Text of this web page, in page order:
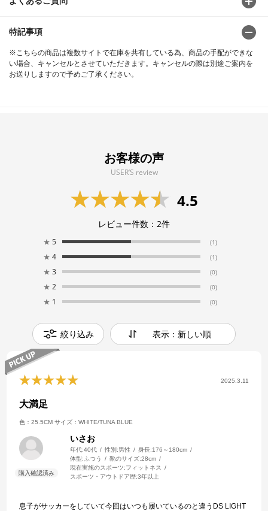
特記事項
※こちらの商品は複数サイトで在庫を共有している為、商品の手配ができな
い場合、キャンセルとさせていただきます。キャンセルの際は別途ご案内を
お送りしますので予めご了承ください。
お客様の声
USER’S review
4.5
レビュー件数： 2件
★ 5 (1)
★ 4 (1)
★ 3 (0)
★ 2 (0)
★ 1 (0)
絞り込み 表示：新しい順
2025.3.11
大満足
色：25.5CM サイズ：WHITE/TUNA BLUE
いさお
年代:40代 性別:男性 身長:176～180cm
体型: ふつう 靴のサイズ:28cm
現在実施のスポーツ:フィットネス
スポーツ・アウトドア歴:3年以上
息子がサッカーをしていて今回はいつも履いているのと違うDS LIGHT